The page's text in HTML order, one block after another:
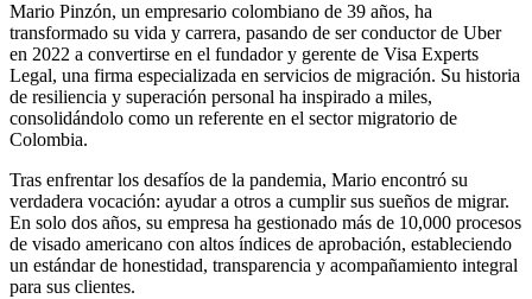
Mario Pinzón, un empresario colombiano de 39 años, ha
transformado su vida y carrera, pasando de ser conductor de Uber
en 2022 a convertirse en el fundador y gerente de Visa Experts
Legal, una firma especializada en servicios de migración. Su historia
de resiliencia y superación personal ha inspirado a miles,
consolidándolo como un referente en el sector migratorio de
Colombia.
Tras enfrentar los desafíos de la pandemia, Mario encontró su
verdadera vocación: ayudar a otros a cumplir sus sueños de migrar.
En solo dos años, su empresa ha gestionado más de 10,000 procesos
de visado americano con altos índices de aprobación, estableciendo
un estándar de honestidad, transparencia y acompañamiento integral
para sus clientes.